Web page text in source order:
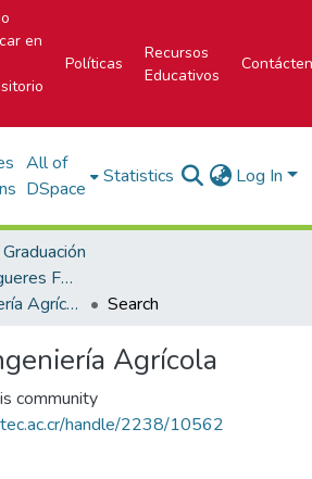
en
Políticas
Recursos
Educativos
All of
DSpace
Statistics Log In
Biblioteca José Figueres Ferrer
Escuela de Ingeniería Agrícola
Search
Agrícola
community
handle/2238/10562